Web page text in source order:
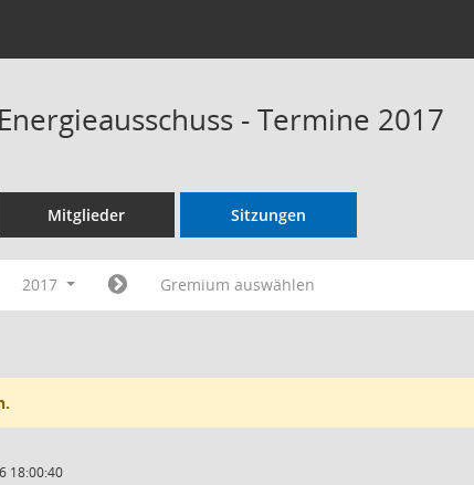
- Termine 2017
Mitglieder Sitzungen
2017 Gremium auswählen
18:00:40